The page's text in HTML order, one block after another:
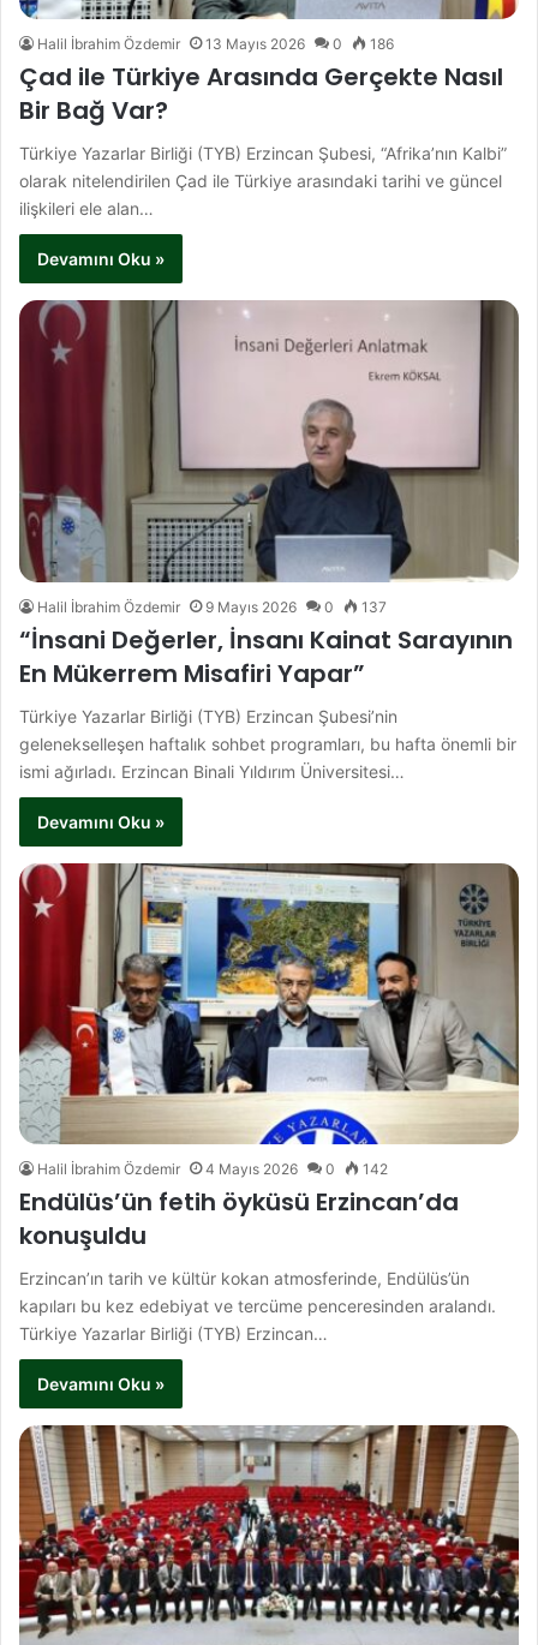
Halil İbrahim Özdemir 13 Mayıs 2026 0 186
Çad ile Türkiye Arasında Gerçekte Nasıl
Bir Bağ Var?
Türkiye Yazarlar Birliği (TYB) Erzincan Şubesi, “Afrika’nın Kalbi”
olarak nitelendirilen Çad ile Türkiye arasındaki tarihi ve güncel
ilişkileri ele alan…
Devamını Oku »
Halil İbrahim Özdemir 9 Mayıs 2026 0 137
“İnsani Değerler, İnsanı Kainat Sarayının
En Mükerrem Misafiri Yapar”
Türkiye Yazarlar Birliği (TYB) Erzincan Şubesi’nin
gelenekselleşen haftalık sohbet programları, bu hafta önemli bir
ismi ağırladı. Erzincan Binali Yıldırım Üniversitesi…
Devamını Oku »
Halil İbrahim Özdemir 4 Mayıs 2026 0 142
Endülüs’ün fetih öyküsü Erzincan’da
konuşuldu
Erzincan’ın tarih ve kültür kokan atmosferinde, Endülüs’ün
kapıları bu kez edebiyat ve tercüme penceresinden aralandı.
Türkiye Yazarlar Birliği (TYB) Erzincan…
Devamını Oku »